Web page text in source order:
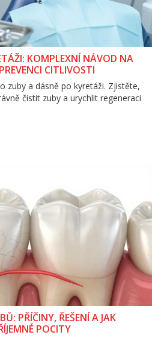
KOMPLEXNÍ NÁVOD NA
CITLIVOSTI
zuby a dásně po kyretáži. Zjistěte,
čistit zuby a urychlit regeneraci
PŘÍČINY, ŘEŠENÍ A JAK
POCITY